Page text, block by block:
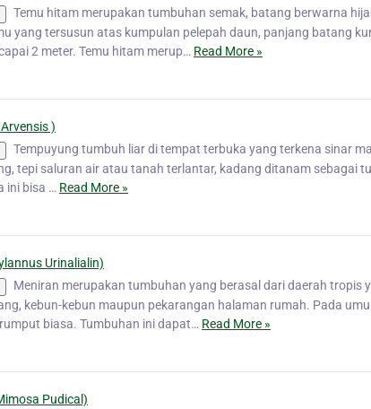
Temu hitam merupakan tumbuhan semak, batang berwarna
yang tersusun atas kumpulan pelepah daun, panjang batang
2 meter. Temu hitam merup… Read More »
)
Tempuyung tumbuh liar di tempat terbuka yang terkena sinar
tepi saluran air atau tanah terlantar, kadang ditanam sebagai
ini bisa … Read More »
Urinalialin)
Meniran merupakan tumbuhan yang berasal dari daerah tropis
kebun-kebun maupun pekarangan halaman rumah. Pada
biasa. Tumbuhan ini dapat… Read More »
Pudical)